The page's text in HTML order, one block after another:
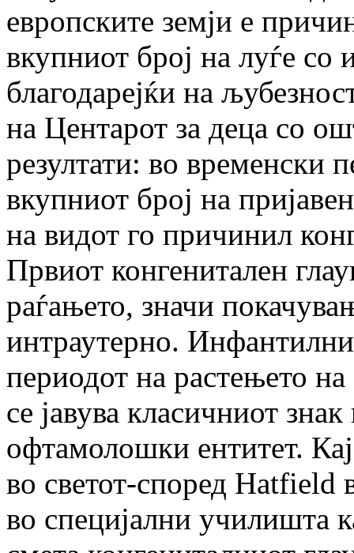
европските земји е
вкупниот број на луѓе со
благодарејќи на
на Центарот за деца со
резултати: во временски
вкупниот број на
на видот го причинил
Првиот конгенитален
раѓањето, значи
интраутерно.
периодот на растењето
се јавува класичниот
офтамолошки ентитет.
во светот-според Hatfield
во специјални училишта